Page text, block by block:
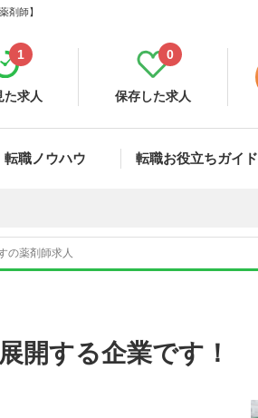
剤師】
た求人
1
保存した求人
0
転職ノウハウ 転職お役立ちガイド
の薬剤師求人
開する企業です！